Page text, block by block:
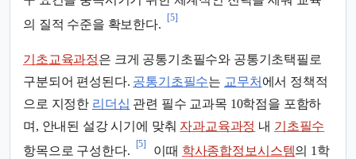
의 질적 수준을 확보한다.
[5]
기초교육과정은 크게 공통기초필수와 공통기초택필로
구분되어 편성된다. 공통기초필수는 교무처 에서 정책적
으로 지정한 리더십 관련 필수 교과목 10학점을 포함하
며, 안내된 설강 시기에 맞춰 자과교육과정 내 기초필수
항목으로 구성한다.
[5]
이때 학사종합정보시스템의 1학